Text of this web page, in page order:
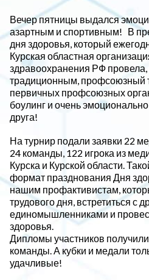
Вечер пятницы выдался
азартным и спортивным! В
дня здоровья, который
Курская областная
здравоохранения РФ
традиционным, профсоюзный
первичных профсоюзных
боулинг и очень
друга!
На турнир подали заявки 22
24 команды, 122 игрока из
Курска и Курской области.
формат празднования Дня
нашим профактивистам,
трудового дня, встретиться с
единомышленниками и
здоровья.
Дипломы участников
команды. А кубки и медали
удачливые!